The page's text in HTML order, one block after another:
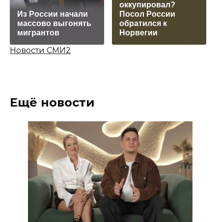
Из России начали
массово выгонять
мигрантов
оккупировал?
Посол России
обратился к
Норвегии
Новости СМИ2
Ещё новости